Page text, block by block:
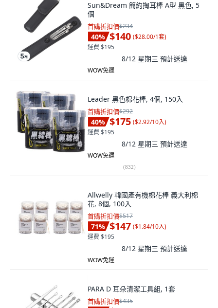
Sun&Dream 簡約掏耳棒 A型 黑色, 5
個
首購折扣價$234
40% $140 ($28.00/1套)
運費 $195
8/12 星期三 預計送達
WOW免運
Leader 黑色棉花棒, 4個, 150入
首購折扣價$292
40% $175 ($2.92/10入)
運費 $195
8/12 星期三 預計送達
WOW免運
(832)
Allwelly 韓國產有機棉花棒 義大利棉
花, 8個, 100入
首購折扣價$517
71% $147 ($1.84/10入)
運費 $195
8/12 星期三 預計送達
WOW免運
PARA D 耳朵清潔工具組, 1套
首購折扣價$435